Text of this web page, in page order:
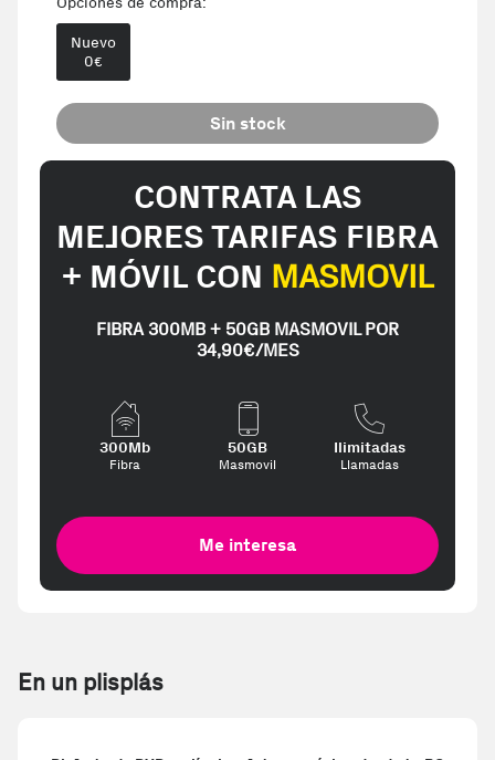
Nuevo
0€
Sin stock
CONTRATA LAS
MEJORES TARIFAS FIBRA
+ MÓVIL CON MASMOVIL
FIBRA 300MB + 50GB MASMOVIL POR
34,90€/MES
300Mb
Fibra
50GB
Masmovil
Ilimitadas
Llamadas
Me interesa
En un plisplás